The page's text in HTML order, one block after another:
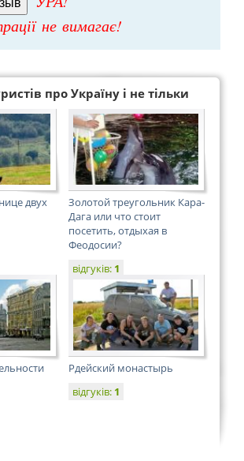
не вимагає!
про Україну і не тільки
двух
Золотой треугольник Кара-
Дага или что стоит
посетить, отдыхая в
Феодосии?
відгуків: 1
Рдейский монастырь
відгуків: 1